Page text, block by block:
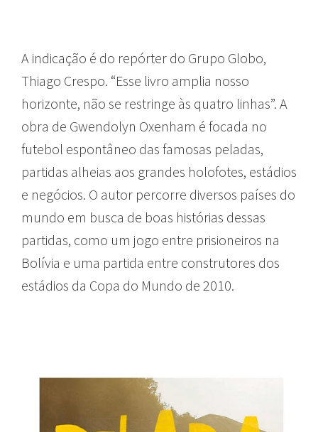
A indicação é do repórter do Grupo Globo,
Thiago Crespo. “Esse livro amplia nosso
horizonte, não se restringe às quatro linhas”. A
obra de Gwendolyn Oxenham é focada no
futebol espontâneo das famosas peladas,
partidas alheias aos grandes holofotes, estádios
e negócios. O autor percorre diversos países do
mundo em busca de boas histórias dessas
partidas, como um jogo entre prisioneiros na
Bolívia e uma partida entre construtores dos
estádios da Copa do Mundo de 2010.